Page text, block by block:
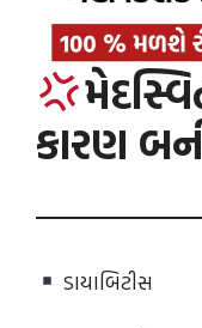
કારણ
ડાયાબિટીસ